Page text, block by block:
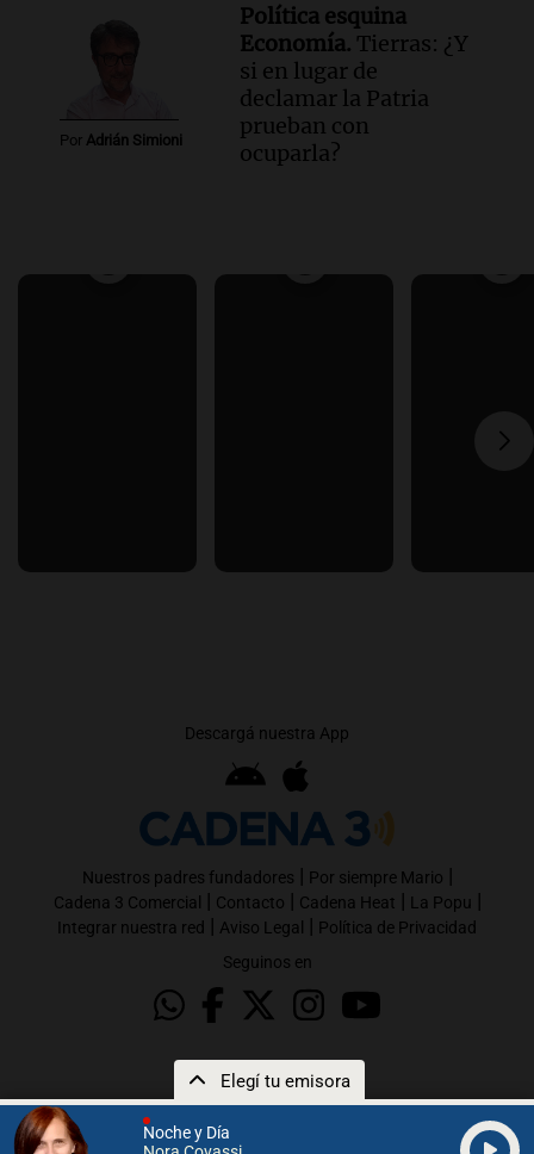
Noche y Día
Elegí tu emisora
Por Adrián Simioni
Política esquina
Economía. Tierras: ¿Y
si en lugar de
declamar la Patria
prueban con
ocuparla?
Descargá nuestra App
Nuestros padres fundadores | Por siempre Mario |
Cadena 3 Comercial | Contacto | Cadena Heat | La Popu |
Integrar nuestra red | Aviso Legal | Política de Privacidad
Seguinos en